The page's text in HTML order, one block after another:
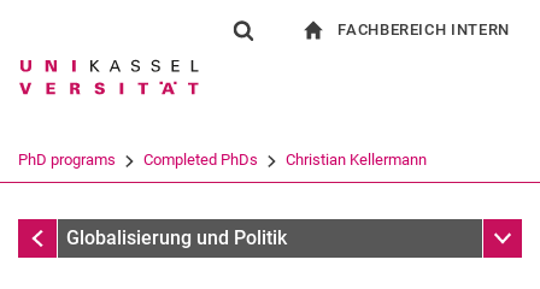
Springe direkt zu: Inhalt
Springe direkt zu: Suche
Springe direkt zu:
Suchbegriff
Suchen (öffnet externen Link in einem
FACHBEREICH INTERN
PhD programs Completed PhDs Christian Kellermann
Completed PhDs
Globalisierung und Politik